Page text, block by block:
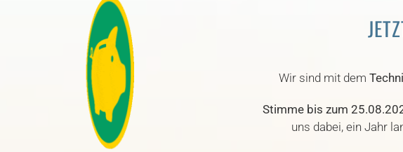
Wir sind mit dem
Stimme bis zum
uns dabei, ein Jahr